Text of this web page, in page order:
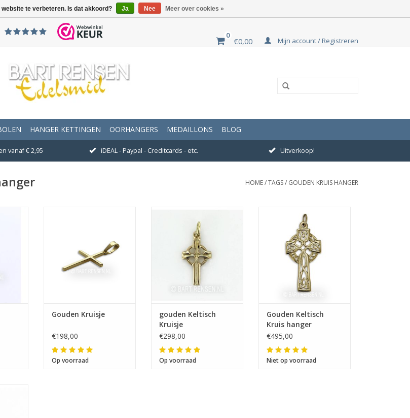
0
€0,00 Mijn account / Registreren
HANGER KETTINGEN OORHANGERS MEDAILLONS BLOG
vanaf € 2,95 iDEAL - Paypal - Creditcards - etc. Uitverkoop!
HOME/TAGS/ GOUDEN KRUIS HANGER
Gouden Kruisje
€198,00
Op voorraad
Afmeting 20 x 12 mm
gouden Keltisch
Kruisje
€298,00
Op voorraad
Afmeting 33 x 19 mm
Gouden Keltisch
Kruis hanger
€495,00
Niet op voorraad
te verbeteren. Is dat akkoord? Ja Nee Meer over cookies »